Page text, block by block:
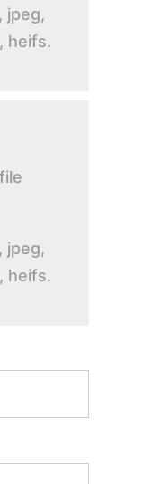
jpeg,
heifs.
jpeg,
heifs.